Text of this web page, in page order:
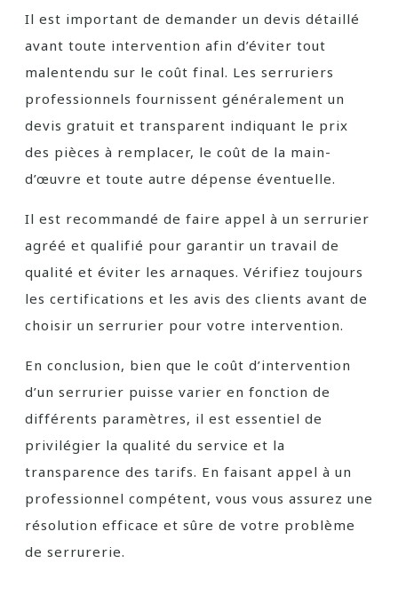
Il est important de demander un devis détaillé
avant toute intervention afin d’éviter tout
malentendu sur le coût final. Les serruriers
professionnels fournissent généralement un
devis gratuit et transparent indiquant le prix
des pièces à remplacer, le coût de la main-
d’œuvre et toute autre dépense éventuelle.
Il est recommandé de faire appel à un serrurier
agréé et qualifié pour garantir un travail de
qualité et éviter les arnaques. Vérifiez toujours
les certifications et les avis des clients avant de
choisir un serrurier pour votre intervention.
En conclusion, bien que le coût d’intervention
d’un serrurier puisse varier en fonction de
différents paramètres, il est essentiel de
privilégier la qualité du service et la
transparence des tarifs. En faisant appel à un
professionnel compétent, vous vous assurez une
résolution efficace et sûre de votre problème
de serrurerie.